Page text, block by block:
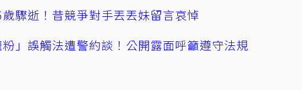
驟逝！昔競爭對手丟丟妹留言哀悼
」誤觸法遭警約談！公開露面呼籲遵守法規